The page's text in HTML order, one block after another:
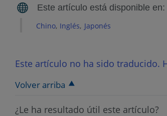
Chino Inglés Japonés
Este artículo no ha sido traducido.
Volver arriba
¿Le ha resultado útil este artículo?